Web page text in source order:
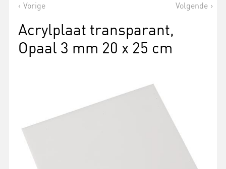
Vorige Volgende
Acrylplaat transparant,
Opaal 3 mm 20 x 25 cm